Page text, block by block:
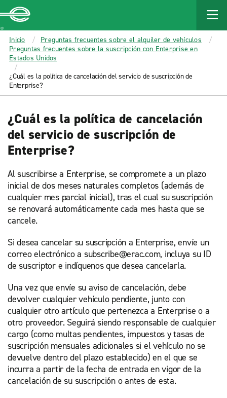
MAIN
CONTENT
Enterprise
Inicio
Preguntas frecuentes sobre el alquiler de vehículos
Preguntas frecuentes sobre la suscripción con Enterprise en
Estados Unidos
¿Cuál es la política de cancelación del servicio de suscripción de
Enterprise?
¿Cuál es la política de cancelación
del servicio de suscripción de
Enterprise?
Al suscribirse a Enterprise, se compromete a un plazo
inicial de dos meses naturales completos (además de
cualquier mes parcial inicial), tras el cual su suscripción
se renovará automáticamente cada mes hasta que se
cancele.
Si desea cancelar su suscripción a Enterprise, envíe un
correo electrónico a subscribe@erac.com, incluya su ID
de suscriptor e indíquenos que desea cancelarla.
Una vez que envíe su aviso de cancelación, debe
devolver cualquier vehículo pendiente, junto con
cualquier otro artículo que pertenezca a Enterprise o a
otro proveedor. Seguirá siendo responsable de cualquier
cargo (como multas pendientes, impuestos y tasas de
suscripción mensuales adicionales si el vehículo no se
devuelve dentro del plazo establecido) en el que se
incurra a partir de la fecha de entrada en vigor de la
cancelación de su suscripción o antes de esta.